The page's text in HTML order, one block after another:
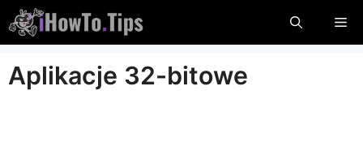
Przejdź
do
treści
Aplikacje 32-bitowe